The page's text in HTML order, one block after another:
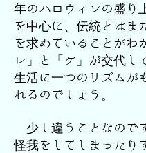
年のハロウィンの盛り
を中心に、伝統とはま
を求めていることがわ
レ」と「ケ」が交代し
生活に一つのリズムが
れるのでしょう。
少し違うことなので
怪我をしてしまったり